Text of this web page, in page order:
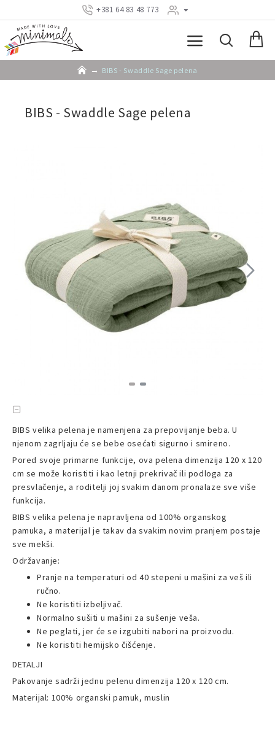
+381 64 83 48 773
BIBS - Swaddle Sage pelena
BIBS - Swaddle Sage pelena
BIBS velika pelena je namenjena za prepovijanje beba. U
njenom zagrljaju će se bebe osećati sigurno i smireno.
Pored svoje primarne funkcije, ova pelena dimenzija 120 x 120
cm se može koristiti i kao letnji prekrivač ili podloga za
presvlačenje, a roditelji joj svakim danom pronalaze sve više
funkcija.
BIBS velika pelena je napravljena od 100% organskog
pamuka, a materijal je takav da svakim novim pranjem postaje
sve mekši.
Održavanje:
Pranje na temperaturi od 40 stepeni u mašini za veš ili
ručno.
Ne koristiti izbeljivač.
Normalno sušiti u mašini za sušenje veša.
Ne peglati, jer će se izgubiti nabori na proizvodu.
Ne koristiti hemijsko čišćenje.
DETALJI
Pakovanje sadrži jednu pelenu dimenzija 120 x 120 cm.
Materijal: 100% organski pamuk, muslin